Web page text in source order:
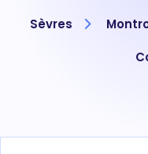
Sèvres